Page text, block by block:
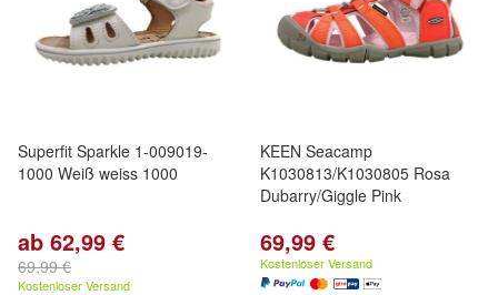
Superfit Sparkle 1-009019-
1000 Weiß weiss 1000
ab 62,99 €
69,99 €
Kostenloser Versand
KEEN Seacamp
K1030813/K1030805 Rosa
Dubarry/Giggle Pink
69,99 €
Kostenloser Versand